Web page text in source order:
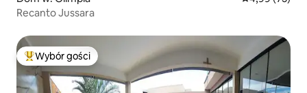
Recanto Jussara
Najpopularniejsze z kategorii Wybór gości
Wybór gości